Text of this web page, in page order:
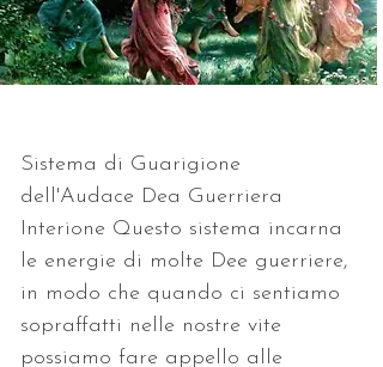
Sistema di Guarigione
dell'Audace Dea Guerriera
Interione Questo sistema incarna
le energie di molte Dee guerriere,
in modo che quando ci sentiamo
sopraffatti nelle nostre vite
possiamo fare appello alle